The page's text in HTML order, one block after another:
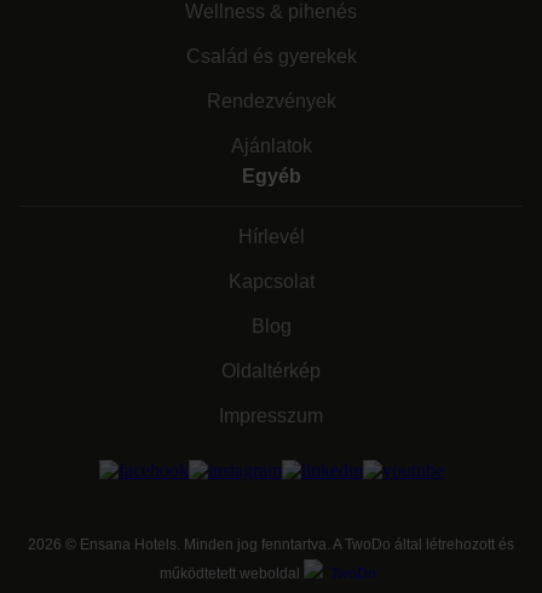
Wellness & pihenés
Család és gyerekek
Rendezvények
Ajánlatok
Egyéb
Hírlevél
Kapcsolat
Blog
Oldaltérkép
Impresszum
2026 © Ensana Hotels. Minden jog fenntartva. A TwoDo által létrehozott és
működtetett weboldal